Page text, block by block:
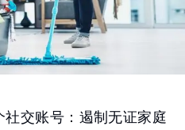
交账号：遏制无证家庭